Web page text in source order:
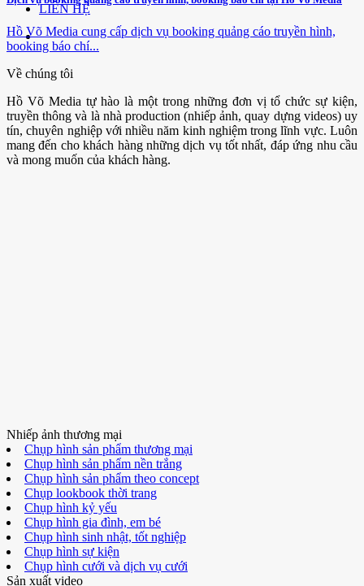
LIÊN HỆ
Hồ Võ Media cung cấp dịch vụ booking quảng cáo truyền hình,
booking báo chí...
Về chúng tôi
Hồ Võ Media tự hào là một trong những đơn vị tổ chức sự kiện,
truyền thông và là nhà production (nhiếp ảnh, quay dựng videos) uy
tín, chuyên nghiệp với nhiều năm kinh nghiệm trong lĩnh vực. Luôn
mang đến cho khách hàng những dịch vụ tốt nhất, đáp ứng nhu cầu
và mong muốn của khách hàng.
Nhiếp ảnh thương mại
Chụp hình sản phẩm thương mại
Chụp hình sản phẩm nền trắng
Chụp hình sản phẩm theo concept
Chụp lookbook thời trang
Chụp hình kỷ yếu
Chụp hình gia đình, em bé
Chụp hình sinh nhật, tốt nghiệp
Chụp hình sự kiện
Chụp hình cưới và dịch vụ cưới
Sản xuất video